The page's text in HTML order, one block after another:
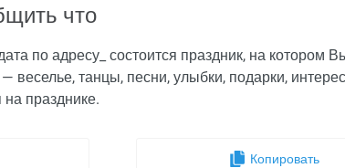
что
по адресу_ состоится праздник, на котором
веселье, танцы, песни, улыбки, подарки,
празднике.
Копировать